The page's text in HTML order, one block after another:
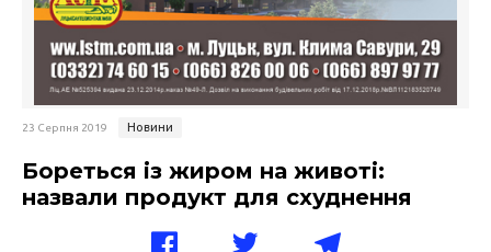
23 Серпня 2019 Новини
Бореться із жиром на животі:
назвали продукт для схуднення